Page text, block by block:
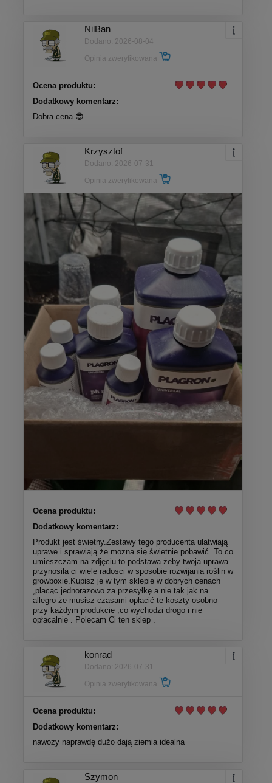
NilBan
Dodano: 2026-08-04
Opinia zweryfikowana
Ocena produktu:
Dodatkowy komentarz:
Dobra cena 😎
Krzysztof
Dodano: 2026-07-31
Opinia zweryfikowana
Ocena produktu:
Dodatkowy komentarz:
Produkt jest świetny.Zestawy tego producenta ułatwiają
uprawe i sprawiają że mozna się świetnie pobawić .To co
umieszczam na zdjęciu to podstawa żeby twoja uprawa
przynosila ci wiele radosci w sposobie rozwijania roślin w
growboxie.Kupisz je w tym sklepie w dobrych cenach
,placąc jednorazowo za przesyłkę a nie tak jak na
allegro że musisz czasami opłacić te koszty osobno
przy każdym produkcie ,co wychodzi drogo i nie
opłacalnie . Polecam Ci ten sklep .
konrad
Dodano: 2026-07-31
Opinia zweryfikowana
Ocena produktu:
Dodatkowy komentarz:
nawozy naprawdę dużo dają ziemia idealna
Szymon